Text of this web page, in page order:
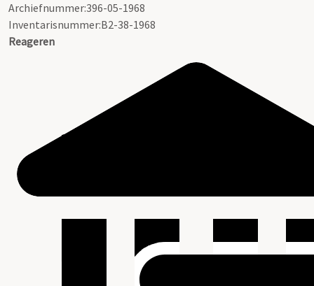
Archiefnummer:396-05-1968
Inventarisnummer:B2-38-1968
Reageren